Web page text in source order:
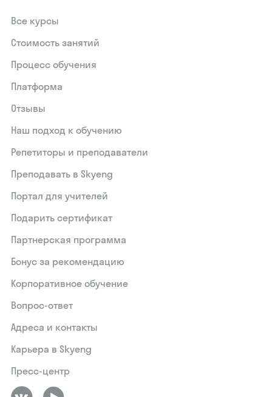
Все курсы
Стоимость занятий
Процесс обучения
Платформа
Отзывы
Наш подход к обучению
Репетиторы и преподаватели
Преподавать в Skyeng
Портал для учителей
Подарить сертификат
Партнерская программа
Бонус за рекомендацию
Корпоративное обучение
Вопрос-ответ
Адреса и контакты
Карьера в Skyeng
Пресс-центр